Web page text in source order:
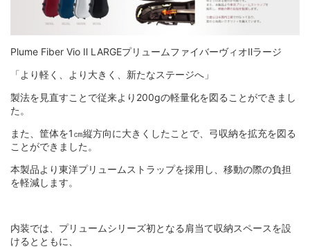
Plume Fiber Vio Ⅱ LARGEプリュームファイバーヴィオⅡラージ
「より軽く、より大きく、新たなステージへ」
製法を見直すことで従来より200gの軽量化を図ることができまし
た。
また、筐体を1㎝縦方向に大きくしたことで、弓収納を拡充を図る
ことができました。
本製品より東洋プリュームストラップを採用し、移動の際の負担
を軽減します。
内装では、プリュームシリーズ初となる肩当て収納スペースを設
けるとともに、